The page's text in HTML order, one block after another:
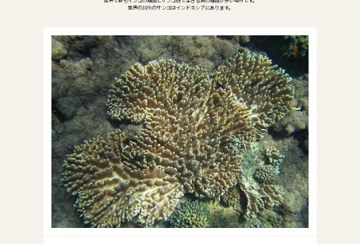
世界の18%のサンゴはインドネシアにあります。